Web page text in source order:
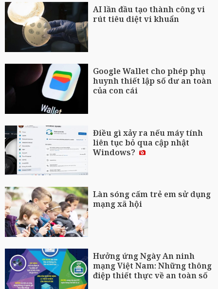
AI lần đầu tạo thành công vi
rút tiêu diệt vi khuẩn
Google Wallet cho phép phụ
huynh thiết lập số dư an toàn
của con cái
Điều gì xảy ra nếu máy tính
liên tục bỏ qua cập nhật
Windows?
Làn sóng cấm trẻ em sử dụng
mạng xã hội
Hưởng ứng Ngày An ninh
mạng Việt Nam: Những thông
điệp thiết thực về an toàn số